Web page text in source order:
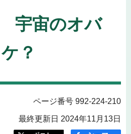
宇宙のオバ
ケ？
ページ番号 992-224-210
最終更新日 2024年11月13日